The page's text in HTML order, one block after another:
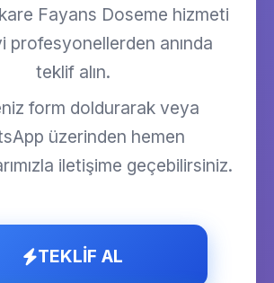
Fayans Doseme hizmeti
profesyonellerden anında
teklif alın.
form doldurarak veya
üzerinden hemen
iletişime geçebilirsiniz.
TEKLİF AL